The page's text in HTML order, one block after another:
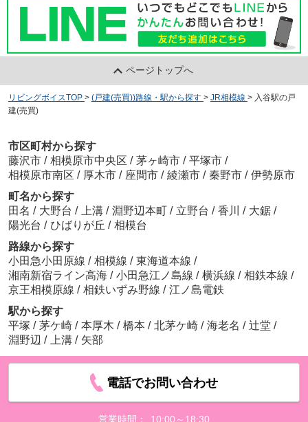
ページトップへ
リビングボイスTOP > (戸建(売買))路線・駅から探す > JR相模線 > 入谷駅の戸
建(売買)
市区町村から探す
藤沢市 / 相模原市中央区 / 茅ヶ崎市 / 平塚市 /
相模原市南区 / 厚木市 / 座間市 / 綾瀬市 / 秦野市 / 伊勢原市
町名から探す
田名 / 大野台 / 上溝 / 淵野辺本町 / 立野台 / 香川 / 大鋸 /
陽光台 / ひばりが丘 / 相模台
路線から探す
小田急小田原線 / 相模線 / 東海道本線 /
湘南新宿ライン高海 / 小田急江ノ島線 / 横浜線 / 相鉄本線 /
京王相模原線 / 相鉄いずみ野線 / 江ノ島電鉄
駅から探す
平塚 / 茅ケ崎 / 本厚木 / 橋本 / 北茅ケ崎 / 海老名 / 辻堂 /
淵野辺 / 上溝 / 矢部
電話でお問い合わせ
営業時間： 10:00～18:30